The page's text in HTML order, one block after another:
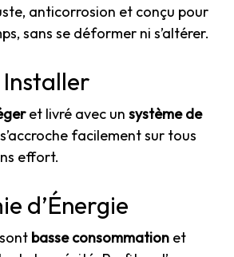
anticorrosion et conçu pour
sans se déformer ni s’altérer.
et livré avec un système de
facilement sur tous
effort.
d’Énergie
basse consommation et